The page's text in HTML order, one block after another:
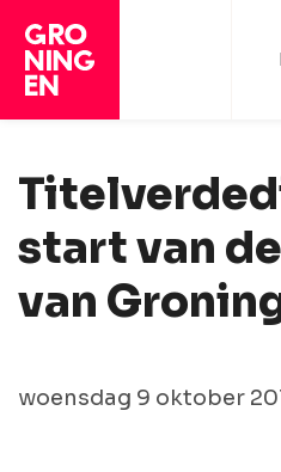
start van
van
woensdag 9 oktober